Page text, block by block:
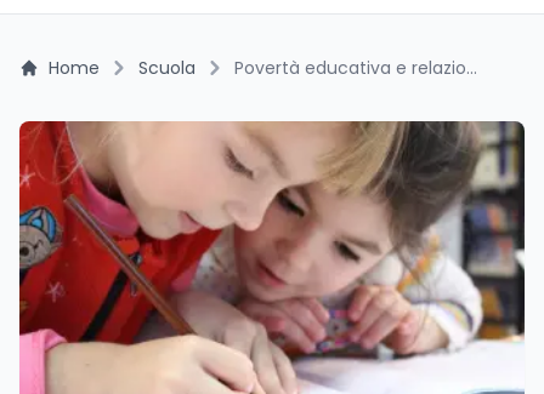
Home Scuola Povertà educativa e relazionale in Italia, la geografia dei divari